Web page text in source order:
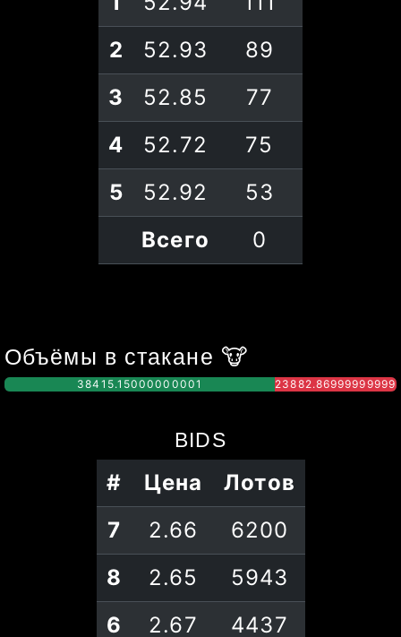
2
52.93
89
3
52.85
77
4
52.72
75
5
52.92
53
Всего
0
Объёмы в стакане 🐮
38415.15000000001
BIDS
# Цена
Лотов
7
2.66
6200
8
2.65
5943
6
2.67
4437